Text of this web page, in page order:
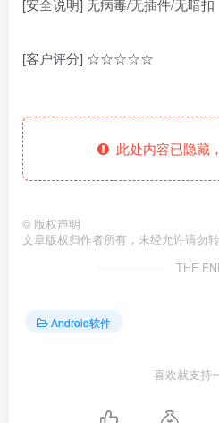
[安全说明] 无病毒/无插件/无暗扣
[客户评分] ☆☆☆☆☆
此处内容已隐藏
© 版权声明
文章版权归作者所有，未经允许请勿转
THE
Android软件
喜欢就支持